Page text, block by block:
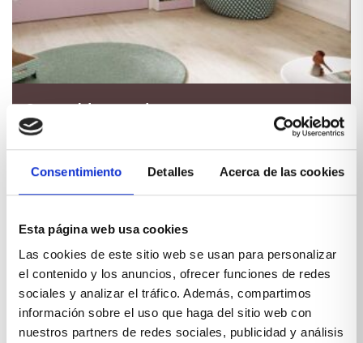
Consentimiento Detalles Acerca de las cookies
Esta página web usa cookies
Las cookies de este sitio web se usan para personalizar
el contenido y los anuncios, ofrecer funciones de redes
sociales y analizar el tráfico. Además, compartimos
información sobre el uso que haga del sitio web con
nuestros partners de redes sociales, publicidad y análisis
Cama nido rosa dos camas
Un dormitorio infantil lacado será su sueño como
haciendo ondas y combinado en rosa y blanco,lo
VER PRODUCTO